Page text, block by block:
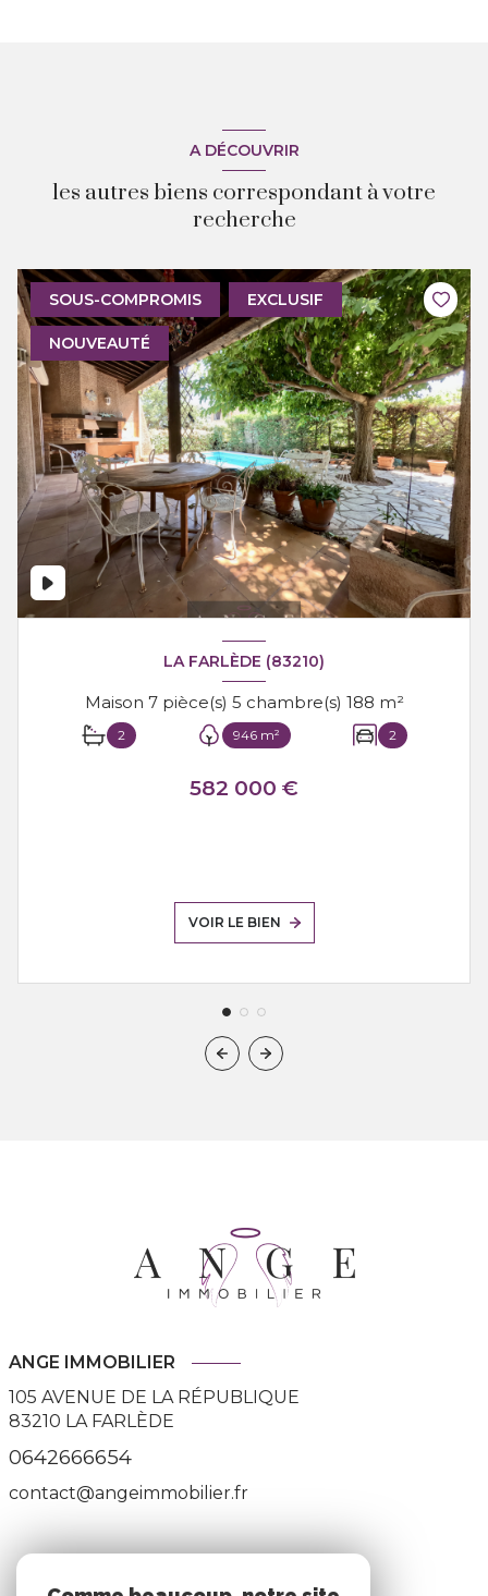
A DÉCOUVRIR
les autres biens correspondant à votre
recherche
SOUS-COMPROMIS EXCLUSIF
NOUVEAUTÉ
LA FARLÈDE (83210)
Maison 7 pièce(s) 5 chambre(s) 188 m²
2 946 m² 2
582 000 €
VOIR LE BIEN
ANGE IMMOBILIER
105 AVENUE DE LA RÉPUBLIQUE
83210 LA FARLÈDE
0642666654
contact@angeimmobilier.fr